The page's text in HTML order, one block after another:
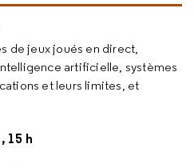
de jeux joués en direct,
artificielle, systèmes
et leurs limites, et
15 h